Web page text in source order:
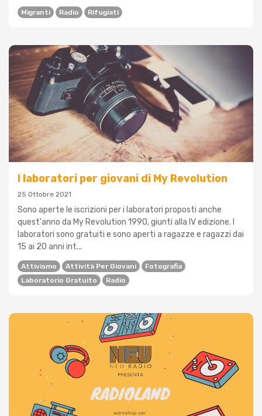
Migranti Radio Rifugiati
I laboratori per giovani di My Revolution
25 Ottobre 2021
Sono aperte le iscrizioni per i laboratori proposti anche
quest'anno da My Revolution 1990, giunti alla IV edizione. I
laboratori sono gratuiti e sono aperti a ragazze e ragazzi dai
15 ai 20 anni int...
Attivismo Attività Per Giovani
Fotografia
Laboratorio Gratuito
Radio